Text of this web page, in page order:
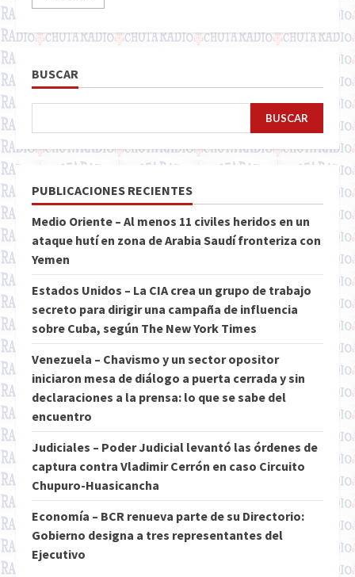
BUSCAR
BUSCAR
PUBLICACIONES RECIENTES
Medio Oriente – Al menos 11 civiles heridos en un
ataque hutí en zona de Arabia Saudí fronteriza con
Yemen
Estados Unidos – La CIA crea un grupo de trabajo
secreto para dirigir una campaña de influencia
sobre Cuba, según The New York Times
Venezuela – Chavismo y un sector opositor
iniciaron mesa de diálogo a puerta cerrada y sin
declaraciones a la prensa: lo que se sabe del
encuentro
Judiciales – Poder Judicial levantó las órdenes de
captura contra Vladimir Cerrón en caso Circuito
Chupuro-Huasicancha
Economía – BCR renueva parte de su Directorio:
Gobierno designa a tres representantes del
Ejecutivo